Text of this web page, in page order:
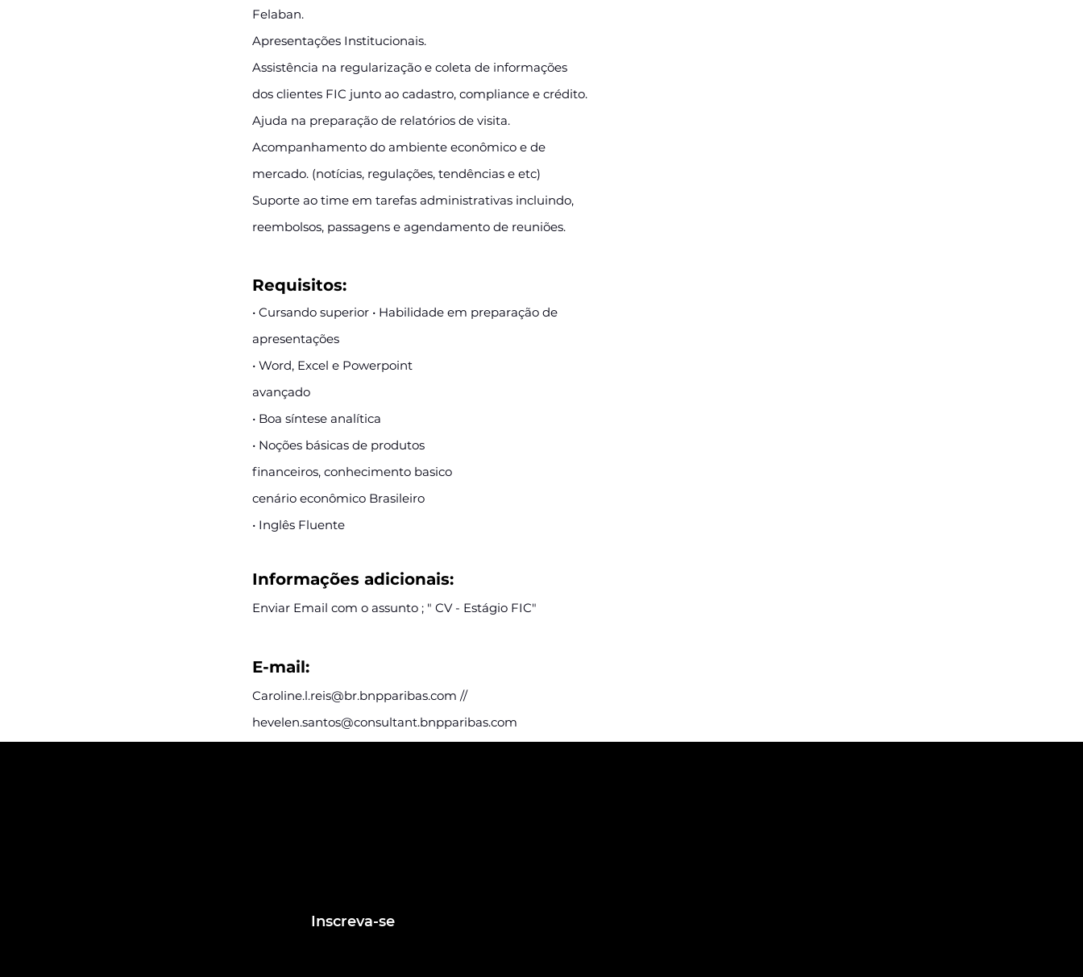
Felaban.
Apresentações Institucionais.
Assistência na regularização e coleta de informações
dos clientes FIC junto ao cadastro, compliance e crédito.
Ajuda na preparação de relatórios de visita.
Acompanhamento do ambiente econômico e de
mercado. (notícias, regulações, tendências e etc)
Suporte ao time em tarefas administrativas incluindo,
reembolsos, passagens e agendamento de reuniões.
• Cursando superior • Habilidade em preparação de
apresentações
• Word, Excel e Powerpoint
avançado
• Boa síntese analítica
• Noções básicas de produtos
financeiros, conhecimento basico
cenário econômico Brasileiro
• Inglês Fluente
Requisitos:
Informações adicionais:
Enviar Email com o assunto ; " CV - Estágio FIC"
E-mail:
Caroline.l.reis@br.bnpparibas.com //
hevelen.santos@consultant.bnpparibas.com
Inscreva-se